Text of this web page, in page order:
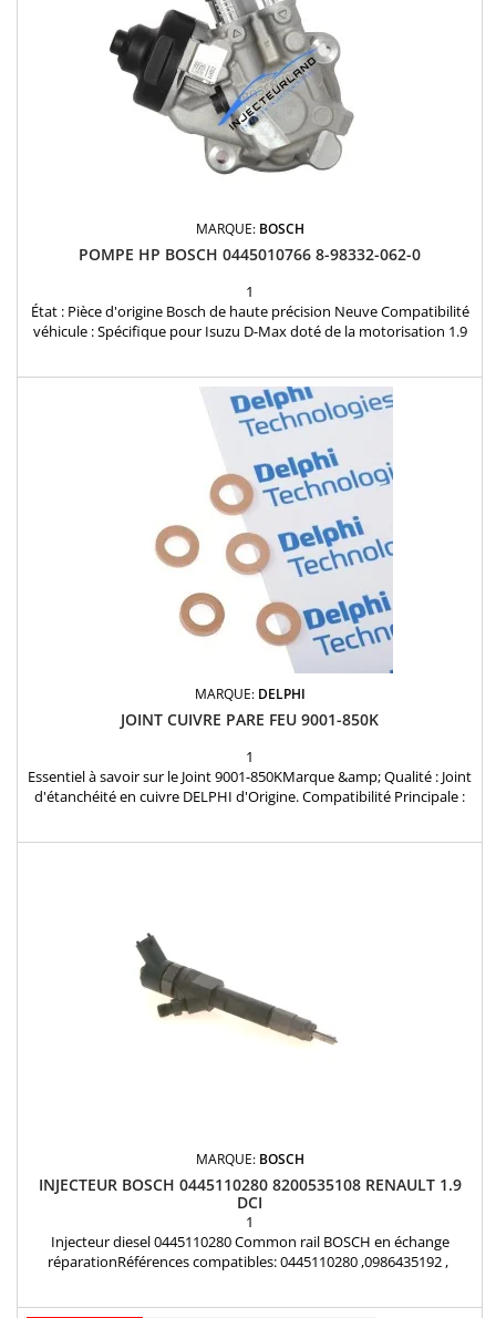
MARQUE: BOSCH
POMPE HP BOSCH 0445010766 8-98332-062-0
1
État : Pièce d'origine Bosch de haute précision Neuve Compatibilité
véhicule : Spécifique pour Isuzu D-Max doté de la motorisation 1.9
Bosch 0445010766, Isuzu 8-98332-062-0. Disponibilité : 24/48h
MARQUE: DELPHI
JOINT CUIVRE PARE FEU 9001-850K
1
Essentiel à savoir sur le Joint 9001-850KMarque &amp; Qualité : Joint
d'étanchéité en cuivre DELPHI d'Origine. Compatibilité Principale :
MARQUE: BOSCH
INJECTEUR BOSCH 0445110280 8200535108 RENAULT 1.9
DCI
1
Injecteur diesel 0445110280 Common rail BOSCH en échange
réparationRéférences compatibles: 0445110280 ,0986435192 ,